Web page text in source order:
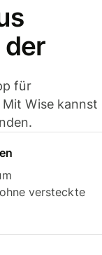
der
für
Wise kannst
versteckte